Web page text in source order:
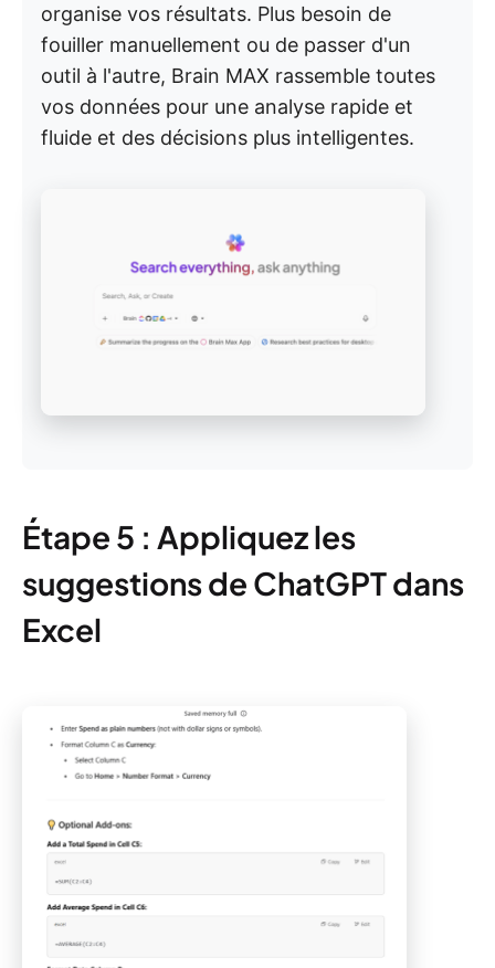
organise vos résultats. Plus besoin de
fouiller manuellement ou de passer d'un
outil à l'autre, Brain MAX rassemble toutes
vos données pour une analyse rapide et
fluide et des décisions plus intelligentes.
Étape 5 : Appliquez les
suggestions de ChatGPT dans
Excel